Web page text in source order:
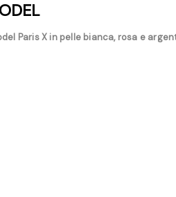
Paris X in pelle bianca, rosa e